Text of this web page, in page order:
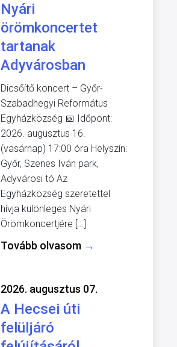
Nyári
örömkoncertet
tartanak
Adyvárosban
Dicsőítő koncert – Győr-
Szabadhegyi Református
Egyházközség 📅 Időpont:
2026. augusztus 16.
(vasárnap) 17:00 óra Helyszín:
Győr, Szenes Iván park,
Adyvárosi tó Az
Egyházközség szeretettel
hívja különleges Nyári
Örömkoncertjére […]
Tovább olvasom →
2026. augusztus 07.
A Hecsei úti
felüljáró